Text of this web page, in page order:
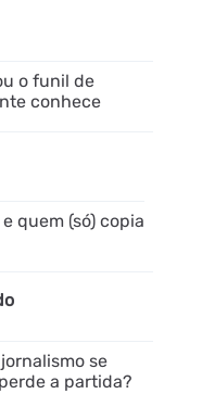
o funil de
conhece
quem (só) copia
se
a partida?